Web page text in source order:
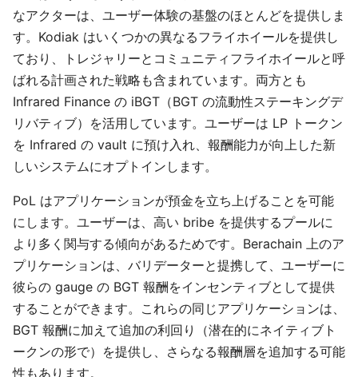
なアクターは、ユーザー体験の基盤のほとんどを提供しま
す。Kodiak はいくつかの異なるフライホイールを提供し
ており、トレジャリーとコミュニティフライホイールと呼
ばれる計画された戦略も含まれています。両方とも
Infrared Finance の iBGT（BGT の流動性ステーキングデ
リバティブ）を活用しています。ユーザーは LP トークン
を Infrared の vault に預け入れ、報酬能力が向上した新
しいシステムにオプトインします。
PoL はアプリケーションが預金を立ち上げることを可能
にします。ユーザーは、高い bribe を提供するプールに
より多く関与する傾向があるためです。Berachain 上のア
プリケーションは、バリデーターと提携して、ユーザーに
彼らの gauge の BGT 報酬をインセンティブとして提供
することができます。これらの同じアプリケーションは、
BGT 報酬に加えて追加の利回り（潜在的にネイティブト
ークンの形で）を提供し、さらなる報酬層を追加する可能
性もあります。